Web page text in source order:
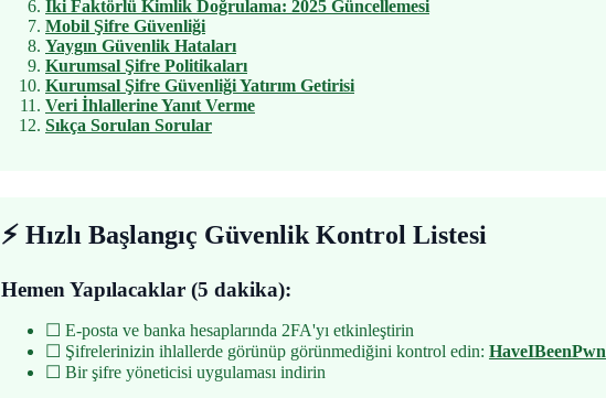
İki Faktörlü Kimlik Doğrulama: 2025 Güncellemesi
Mobil Şifre Güvenliği
Yaygın Güvenlik Hataları
Kurumsal Şifre Politikaları
Kurumsal Şifre Güvenliği Yatırım Getirisi
Veri İhlallerine Yanıt Verme
Sıkça Sorulan Sorular
⚡ Hızlı Başlangıç Güvenlik Kontrol Listesi
Hemen Yapılacaklar (5 dakika):
☐ E-posta ve banka hesaplarında 2FA'yı etkinleştirin
☐ Şifrelerinizin ihlallerde görünüp görünmediğini kontrol edin:
☐ Bir şifre yöneticisi uygulaması indirin